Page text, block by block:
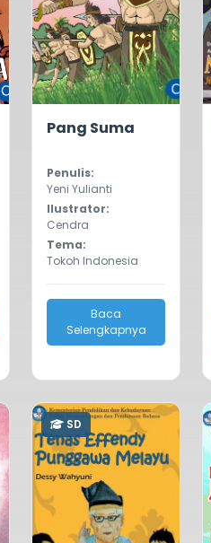
Pang Suma
Penulis:
Yeni Yulianti
Ilustrator:
Cendra
Tema:
Tokoh Indonesia
Baca
Selengkapnya
SD